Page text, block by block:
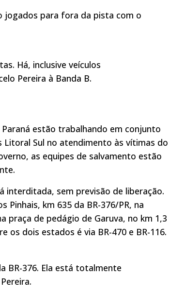
jogados para fora da pista com o
Há, inclusive veículos
Pereira à Banda B.
estão trabalhando em conjunto
Litoral Sul no atendimento às vítimas do
as equipes de salvamento estão
interditada, sem previsão de liberação.
Pinhais, km 635 da BR-376/PR, na
praça de pedágio de Garuva, no km 1,3
os dois estados é via BR-470 e BR-116.
BR-376. Ela está totalmente